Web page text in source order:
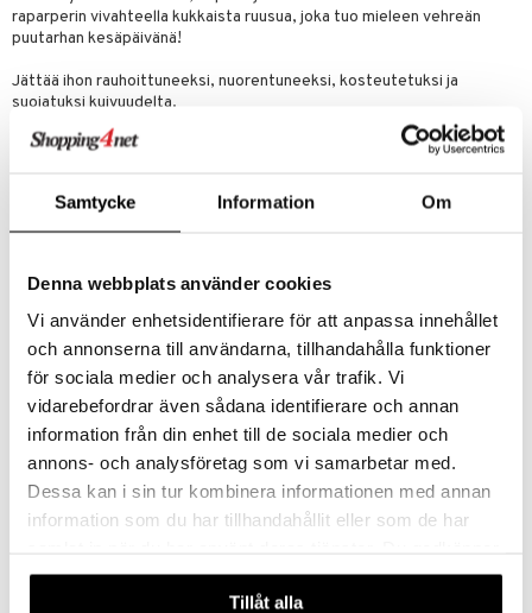
Samtycke Information Om
Denna webbplats använder cookies
Vi använder enhetsidentifierare för att anpassa innehållet
och annonserna till användarna, tillhandahålla funktioner
för sociala medier och analysera vår trafik. Vi
vidarebefordrar även sådana identifierare och annan
information från din enhet till de sociala medier och
annons- och analysföretag som vi samarbetar med.
Dessa kan i sin tur kombinera informationen med annan
information som du har tillhandahållit eller som de har
våra cookies vid fortsatt användande av vår webbplats.
Tillåt alla
raparperin vivahteella kukkaista ruusua, joka tuo mieleen vehreän
puutarhan kesäpäivänä!
Jättää ihon rauhoittuneeksi, nuorentuneeksi, kosteutetuksi ja
suojatuksi kuivuudelta.
Jos rakastat tätä tuoksua, muista tutustua luonnolliseen
erityisesti kuiville alueille. Käytä tarpeen mukaan välittömään
uudistukseen, joka jättää kätesi ja vartalosi kosteutetuksi, pehmeäksi
ja säteileväksi.
Ainesosat
Aqua, Olea Europaea Fruit Oil, Glycerin, Butyrospermum Parkii
Butter, Cetearyl Glucoside, Sorbitan Olivate, Glyceryl Stearate,
Dicaprylyl Ether, Astrocaryum Murumuru Seed Butter, Cetearyl
Alcohol, Camellia Japonica Seed Oil, Argania Spinosa Kernel Oil, Rosa
Canina Fruit Oil, Rheum Officinale Stem Extract, Dehydroacetic Acid,
Parfum, Xanthan Gum, Lactic Acid, Tocopherol, Benzyl Alcohol,
Benzyl Salicylate, Limonene, Geraniol, Linalool, Citronellol
Tuotenumero